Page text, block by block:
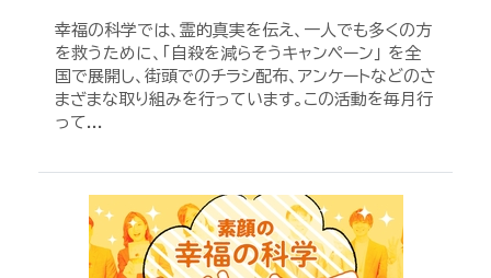
幸福の科学では、霊的真実を伝え、一人でも多くの方
を救うために、｢自殺を減らそうキャンペーン｣ を全
国で展開し、街頭でのチラシ配布、アンケートなどのさ
まざまな取り組みを行っています。この活動を毎月行
って...